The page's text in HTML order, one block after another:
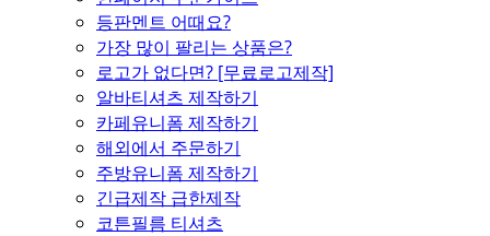
등판멘트 어때요?
가장 많이 팔리는 상품은?
로고가 없다면? [무료로고제작]
알바티셔츠 제작하기
카페유니폼 제작하기
해외에서 주문하기
주방유니폼 제작하기
긴급제작 급한제작
코튼필름 티셔츠